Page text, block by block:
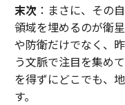
末次：まさに、その
領域を埋めるのが衛
や防衛だけでなく、
う文脈で注目を集め
を得ずにどこでも、
す。